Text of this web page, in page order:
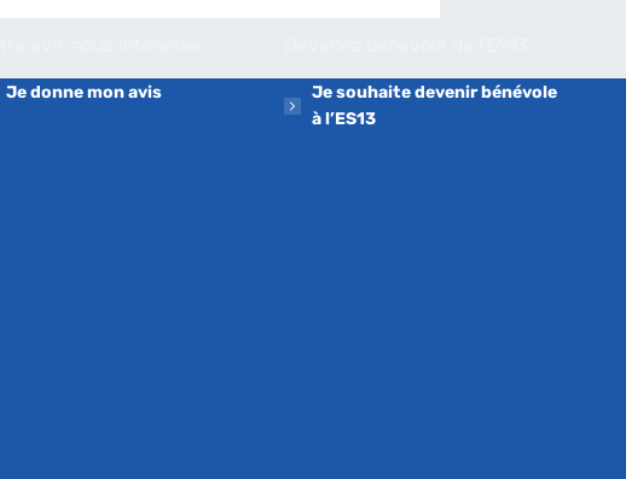
Je donne mon avis
Je souhaite devenir bénévole
à l’ES13